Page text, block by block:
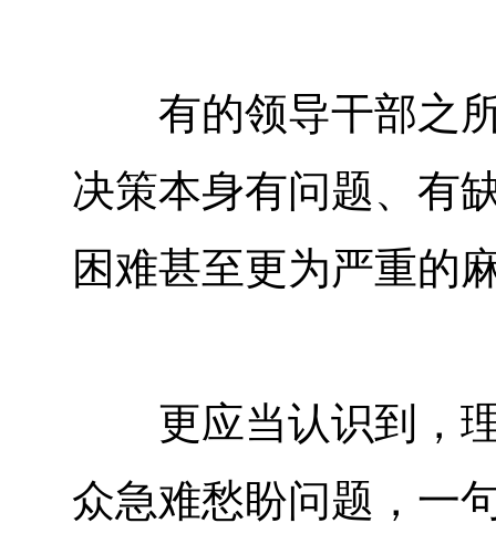
有的领导干部之所
决策本身有问题、有
困难甚至更为严重的
更应当认识到，理
众急难愁盼问题，一